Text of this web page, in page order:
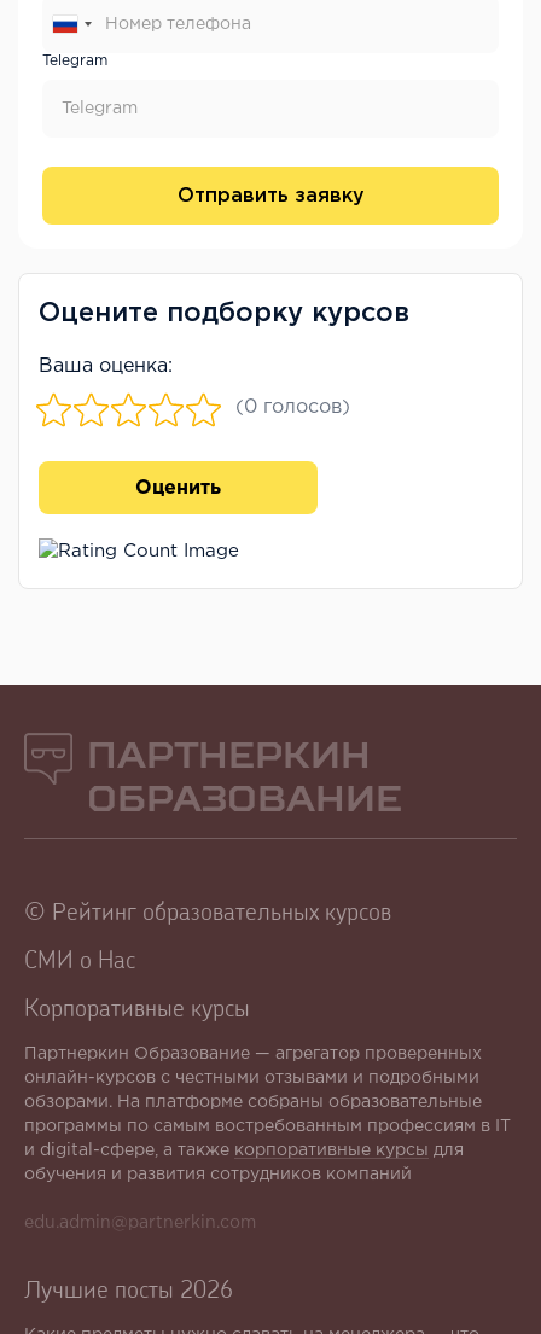
Telegram
Отправить заявку
Оцените подборку курсов
Ваша оценка:
(0 голосов)
Оценить
Партнеркин
Образование
© Рейтинг образовательных курсов
СМИ о Нас
Корпоративные курсы
Партнеркин Образование — агрегатор проверенных
онлайн-курсов с честными отзывами и подробными
обзорами. На платформе собраны образовательные
программы по самым востребованным профессиям в IT
и digital-сфере, а также корпоративные курсы для
обучения и развития сотрудников компаний
edu.admin@partnerkin.com
Лучшие посты 2026